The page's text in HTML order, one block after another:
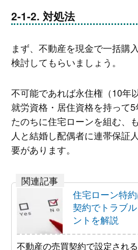
対処法
まず、不動産を現金で一括購
検討してもらいましょう。
不可能であれば永住権（10年
就労資格・居住資格を持って
たのちに住宅ローンを組む、
人と結婚し配偶者に連帯保証
要があります。
住宅ローン特
契約でトラブ
ントを解説
不動産の売買契約で設定され